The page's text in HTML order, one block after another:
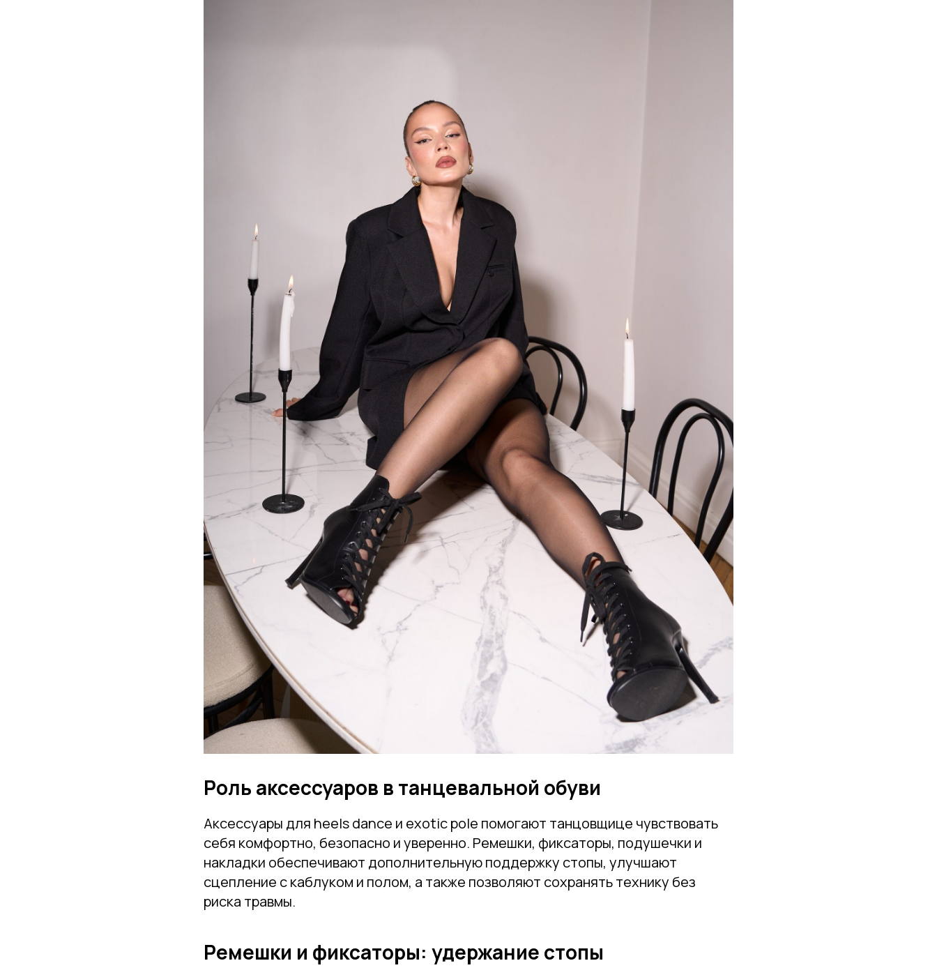
Роль аксессуаров в танцевальной обуви
Аксессуары для heels dance и exotic pole помогают танцовщице чувствовать
себя комфортно, безопасно и уверенно. Ремешки, фиксаторы, подушечки и
накладки обеспечивают дополнительную поддержку стопы, улучшают
сцепление с каблуком и полом, а также позволяют сохранять технику без
риска травмы.
Ремешки и фиксаторы: удержание стопы